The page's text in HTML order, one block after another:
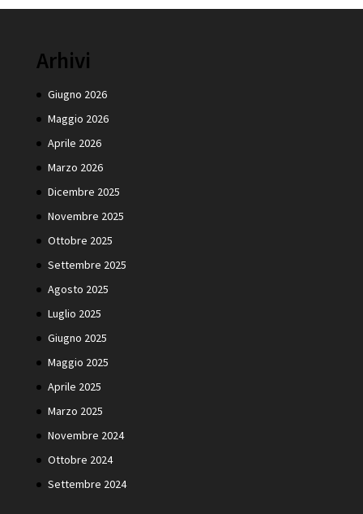
Arhivi
Giugno 2026
Maggio 2026
Aprile 2026
Marzo 2026
Dicembre 2025
Novembre 2025
Ottobre 2025
Settembre 2025
Agosto 2025
Luglio 2025
Giugno 2025
Maggio 2025
Aprile 2025
Marzo 2025
Novembre 2024
Ottobre 2024
Settembre 2024